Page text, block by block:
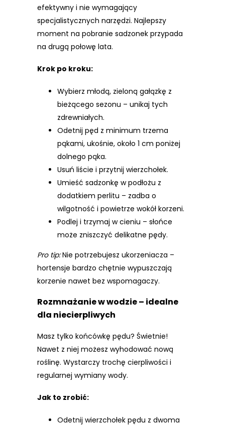
efektywny i nie wymagający
specjalistycznych narzędzi. Najlepszy
moment na pobranie sadzonek przypada
na drugą połowę lata.
Krok po kroku:
Wybierz młodą, zieloną gałązkę z
bieżącego sezonu – unikaj tych
zdrewniałych.
Odetnij pęd z minimum trzema
pąkami, ukośnie, około 1 cm poniżej
dolnego pąka.
Usuń liście i przytnij wierzchołek.
Umieść sadzonkę w podłożu z
dodatkiem perlitu – zadba o
wilgotność i powietrze wokół korzeni.
Podlej i trzymaj w cieniu – słońce
może zniszczyć delikatne pędy.
Pro tip:Nie potrzebujesz ukorzeniacza –
hortensje bardzo chętnie wypuszczają
korzenie nawet bez wspomagaczy.
Rozmnażanie w wodzie – idealne
dla niecierpliwych
Masz tylko końcówkę pędu? Świetnie!
Nawet z niej możesz wyhodować nową
roślinę. Wystarczy trochę cierpliwości i
regularnej wymiany wody.
Jak to zrobić:
Odetnij wierzchołek pędu z dwoma